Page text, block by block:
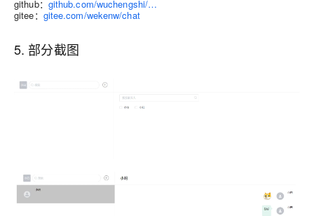
github： github.com/wuchengshi/…
gitee： gitee.com/wekenw/chat
5. 部分截图